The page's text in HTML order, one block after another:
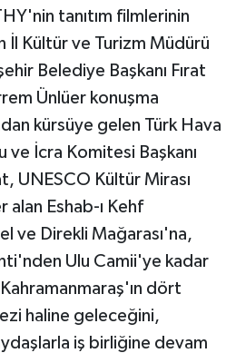
tanıtım filmlerinin
İl Kültür ve Turizm Müdürü
Belediye Başkanı Fırat
Ünlüer konuşma
kürsüye gelen Türk Hava
ve İcra Komitesi Başkanı
UNESCO Kültür Mirası
Eshab-ı Kehf
ve Direkli Mağarası'na,
Ulu Camii'ye kadar
dört
haline geleceğini,
iş birliğine devam